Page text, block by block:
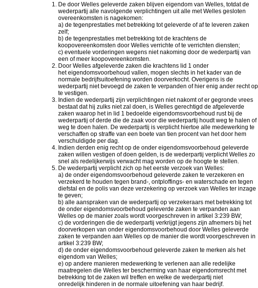
De door Welles geleverde zaken blijven eigendom van Welles, totdat de
wederpartij alle navolgende verplichtingen uit alle met Welles gesloten
overeenkomsten is nagekomen:
a) de tegenprestaties met betrekking tot geleverde of af te leveren zaken
zelf;
b) de tegenprestaties met betrekking tot de krachtens de
koopovereenkomsten door Welles verrichte of te verrichten diensten;
c) eventuele vorderingen wegens niet nakoming door de wederpartij van
een of meer koopovereenkomsten.
Door Welles afgeleverde zaken die krachtens lid 1 onder
het eigendomsvoorbehoud vallen, mogen slechts in het kader van de
normale bedrijfsuitoefening worden doorverkocht. Overigens is de
wederpartij niet bevoegd de zaken te verpanden of hier enig ander recht op
te vestigen.
Indien de wederpartij zijn verplichtingen niet nakomt of er gegronde vrees
bestaat dat hij zulks niet zal doen, is Welles gerechtigd de afgeleverde
zaken waarop het in lid 1 bedoelde eigendomsvoorbehoud rust bij de
wederpartij of derde die de zaak voor die wederpartij houdt weg te halen of
weg te doen halen. De wederpartij is verplicht hiertoe alle medewerking te
verschaffen op straffe van een boete van tien procent van het door hem
verschuldigde per dag.
Indien derden enig recht op de onder eigendomsvoorbehoud geleverde
zaken willen vestigen of doen gelden, is de wederpartij verplicht Welles zo
snel als redelijkerwijs verwacht mag worden op de hoogte te stellen.
De wederpartij verplicht zich op het eerste verzoek van Welles:
a) de onder eigendomsvoorbehoud geleverde zaken te verzekeren en
verzekerd te houden tegen brand-, ontploffings- en waterschade en tegen
diefstal en de polis van deze verzekering op verzoek van Welles ter inzage
te geven;
b) alle aanspraken van de wederpartij op verzekeraars met betrekking tot
de onder eigendomsvoorbehoud geleverde zaken te verpanden aan
Welles op de manier zoals wordt voorgeschreven in artikel 3:239 BW;
c) de vorderingen die de wederpartij verkrijgt jegens zijn afnemers bij het
doorverkopen van onder eigendomsvoorbehoud door Welles geleverde
zaken te verpanden aan Welles op de manier die wordt voorgeschreven in
artikel 3:239 BW;
d) de onder eigendomsvoorbehoud geleverde zaken te merken als het
eigendom van Welles;
e) op andere manieren medewerking te verlenen aan alle redelijke
maatregelen die Welles ter bescherming van haar eigendomsrecht met
betrekking tot de zaken wil treffen en welke de wederpartij niet
onredelijk hinderen in de normale uitoefening van haar bedrijf.